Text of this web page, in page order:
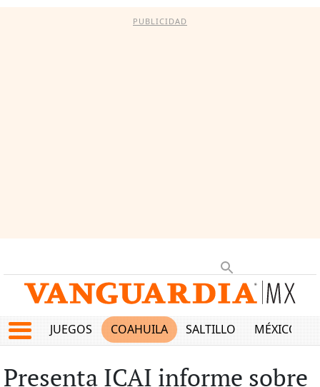
PUBLICIDAD
JUEGOS COAHUILA SALTILLO MÉXICO
Presenta ICAI informe sobre